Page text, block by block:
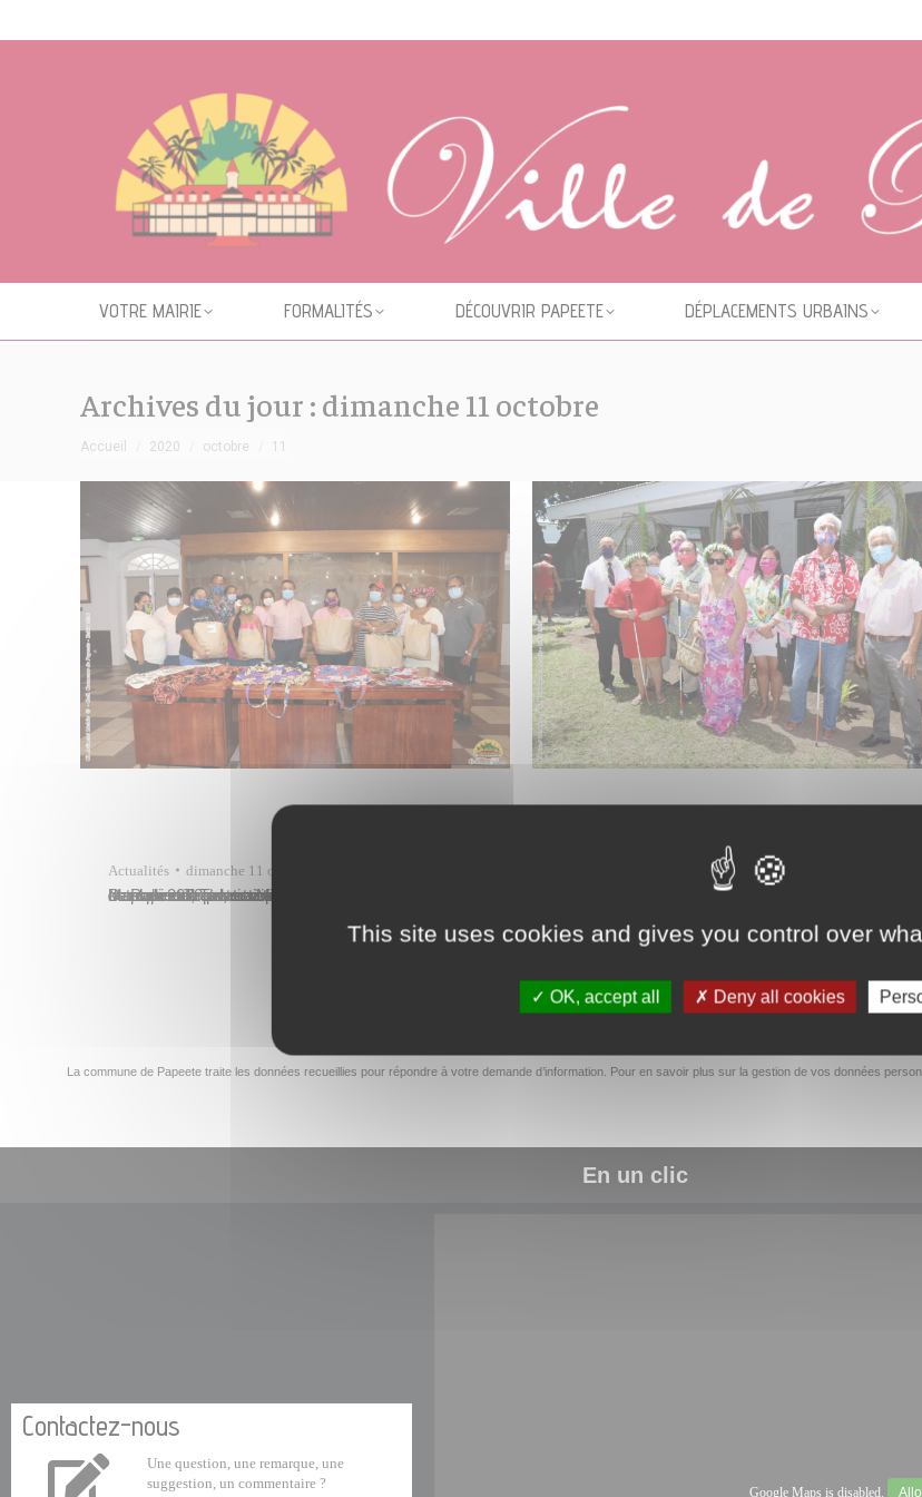
VOTRE MAIRIE FORMALITÉS DÉCOUVRIR PAPEETE DÉPLACEMENTS URBAINS
Archives du jour : dimanche 11 octobre
Vous êtes ici :
Accueil 2020 octobre 11
Actualités dimanche 11 octobre
Dans le cadre des actions de solidarité de la Ville de Papeete, Tavana Michel Buillard a remis 500 sacs de courses et à pain en tissu, ainsi que 2 000 masques de protection sanitaire aux associations de plusieurs quartiers de Papeete le vendredi 9 octobre 2020 à la mairie. Il était accompagné de Marcelino Teata,…
dimanche 11 octobre
Dans le cadre de la Journée mondiale de la Vue, Jules Ienfa, neuvième adjoint au maire de Papeete, participait le vendredi 9 octobre 2020, avenue du Régent-Paraita, à l’inauguration et à la bénédiction des nouveaux locaux de Mata Hotu no Porinesia (Voir ensemble), l’association des aveugles et amblyopes (malvoyants d’un œil) de Polynésie française (anciennement…
La commune de Papeete traite les données recueillies pour répondre à votre demande d’information. Pour en savoir plus sur la gestion de vos données
En un clic
Contactez-nous
Une question, une remarque, une
suggestion, un commentaire ?
Google Maps is disabled.
This site uses cookies and gives you control over
OK, accept all Deny all cookies